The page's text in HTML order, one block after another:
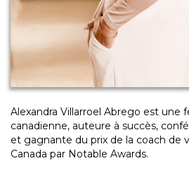
Alexandra Villarroel Abrego est une
canadienne, auteure à succès,
et gagnante du prix de la coach de
Canada par Notable Awards.